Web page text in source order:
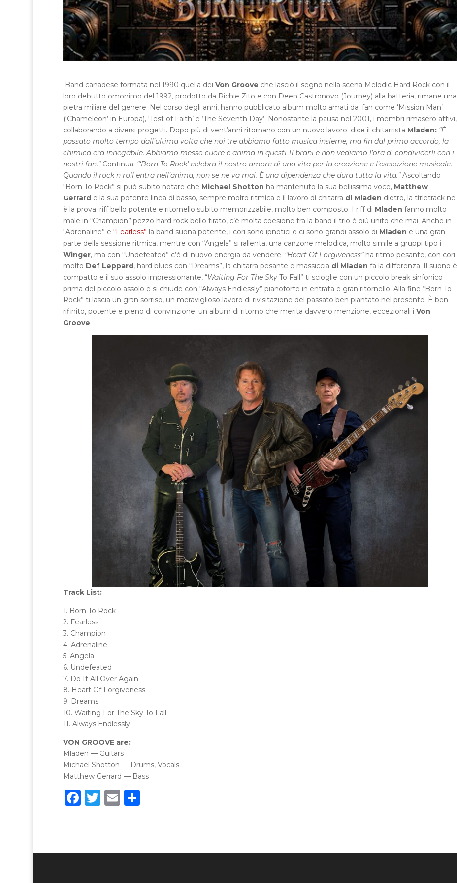
Band canadese formata nel 1990 quella dei Von Groove che lasciò il segno nella scena Melodic Hard Rock con il
loro debutto omonimo del 1992, prodotto da Richie Zito e con Deen Castronovo (Journey) alla batteria, rimane una
pietra miliare del genere. Nel corso degli anni, hanno pubblicato album molto amati dai fan come ‘Mission Man’
(‘Chameleon’ in Europa), ‘Test of Faith’ e ‘The Seventh Day’. Nonostante la pausa nel 2001, i membri rimasero attivi,
collaborando a diversi progetti. Dopo più di vent’anni ritornano con un nuovo lavoro: dice il chitarrista Mladen: “È
passato molto tempo dall’ultima volta che noi tre abbiamo fatto musica insieme, ma fin dal primo accordo, la
chimica era innegabile. Abbiamo messo cuore e anima in questi 11 brani e non vediamo l’ora di condividerli con i
nostri fan.”Continua: “‘Born To Rock’ celebra il nostro amore di una vita per la creazione e l’esecuzione musicale.
Quando il rock n roll entra nell’anima, non se ne va mai. È una dipendenza che dura tutta la vita.”Ascoltando
“Born To Rock” si può subito notare che Michael Shotton ha mantenuto la sua bellissima voce, Matthew
Gerrard e la sua potente linea di basso, sempre molto ritmica e il lavoro di chitarra di Mladen dietro, la titletrack ne
è la prova: riff bello potente e ritornello subito memorizzabile, molto ben composto. I riff di Mladen fanno molto
male in “Champion” pezzo hard rock bello tirato, c’è molta coesione tra la band il trio è più unito che mai. Anche in
“Adrenaline” e “Fearless” la band suona potente, i cori sono ipnotici e ci sono grandi assolo di Mladen e una gran
parte della sessione ritmica, mentre con “Angela” si rallenta, una canzone melodica, molto simile a gruppi tipo i
Winger, ma con “Undefeated” c’è di nuovo energia da vendere. “Heart Of Forgiveness”ha ritmo pesante, con cori
molto Def Leppard, hard blues con “Dreams”, la chitarra pesante e massiccia di Mladen fa la differenza. Il suono è
compatto e il suo assolo impressionante, “Waiting For The SkyTo Fall” ti scioglie con un piccolo break sinfonico
prima del piccolo assolo e si chiude con “Always Endlessly” pianoforte in entrata e gran ritornello. Alla fine “Born To
Rock” ti lascia un gran sorriso, un meraviglioso lavoro di rivisitazione del passato ben piantato nel presente. È ben
rifinito, potente e pieno di convinzione: un album di ritorno che merita davvero menzione, eccezionali i Von
Groove.
Track List:
1. Born To Rock
2. Fearless
3. Champion
4. Adrenaline
5. Angela
6. Undefeated
7. Do It All Over Again
8. Heart Of Forgiveness
9. Dreams
10. Waiting For The Sky To Fall
11. Always Endlessly
VON GROOVE are:
Mladen — Guitars
Michael Shotton — Drums, Vocals
Matthew Gerrard — Bass
F T E C